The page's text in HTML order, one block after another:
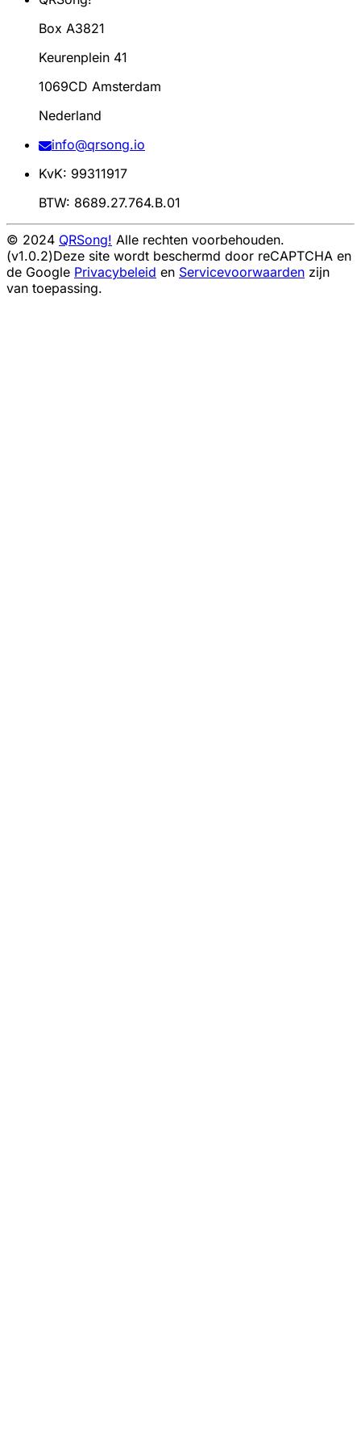
Box A3821
Keurenplein 41
1069CD Amsterdam
Nederland
info@qrsong.io
KvK: 99311917
BTW: 8689.27.764.B.01
© 2024 QRSong! Alle rechten voorbehouden.
(v1.0.2)Deze site wordt beschermd door reCAPTCHA en
de Google Privacybeleid en Servicevoorwaarden zijn
van toepassing.